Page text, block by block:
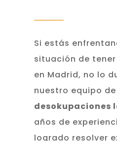
Si estás
situación de
en Madrid, no lo
nuestro equipo
desokupaciones
años de
logrado resolver